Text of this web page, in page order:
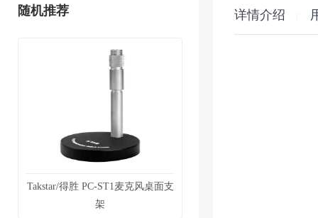
随机推荐
Takstar/得胜 PC-ST1麦克风桌面支
架
详情介绍